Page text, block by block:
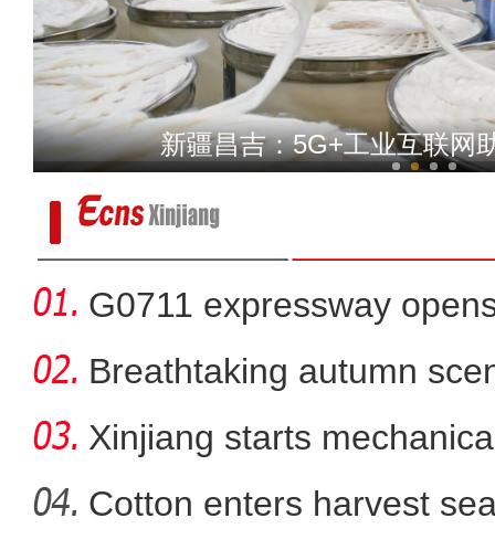
新疆喀什国际邮件互
新疆昌吉：5G+工业互联网
G0711 expressway
Breathtaking autumn
in
Xinjiang starts
Cotton enters harvest